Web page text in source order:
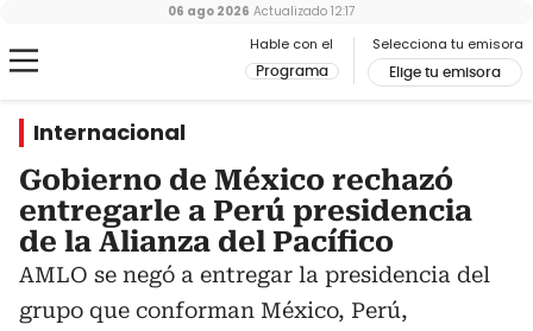
Hable con el
Programa
Selecciona tu emisora
Elige tu emisora
06 ago 2026 Actualizado 12:17
Internacional
Gobierno de México rechazó
entregarle a Perú presidencia
de la Alianza del Pacífico
AMLO se negó a entregar la presidencia del
grupo que conforman México, Perú,